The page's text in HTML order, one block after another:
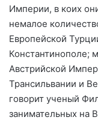
Империи, в коих
немалое
Европейской
Константинополе;
Австрийской
Трансильвании и
говорит ученый
занимательных на